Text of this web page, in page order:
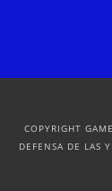
COPYRIGHT
DEFENSA DE LAS